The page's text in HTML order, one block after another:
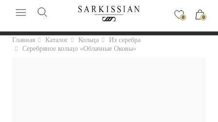
0 0
Главная Каталог Кольца
Из серебра
Серебряное кольцо «Облачные Оковы»